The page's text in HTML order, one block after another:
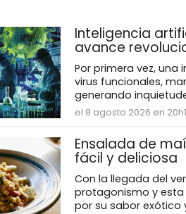
Inteligencia
avance
Por primera vez,
virus funcionales,
generando
el 8 agosto 2026 en
Ensalada de
fácil y deliciosa
Con la llegada del
protagonismo y
por su sabor exótico